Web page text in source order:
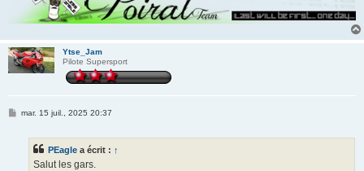
Ytse_Jam
Pilote Supersport
Mmar. 15 juil., 2025 20:37
PEagle a écrit : ↑
Salut les gars.